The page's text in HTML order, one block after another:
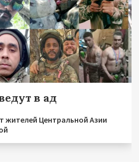
в ад
жителей Центральной Азии